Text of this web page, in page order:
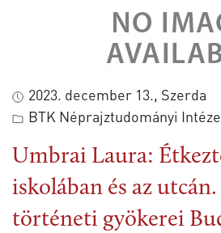
2023. december 13., Szerda
BTK Néprajztudományi
Umbrai Laura:
iskolában és az
történeti gyökerei